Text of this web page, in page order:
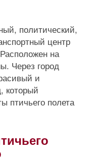
политический,
центр
на
Через город
и
который
птичьего полета